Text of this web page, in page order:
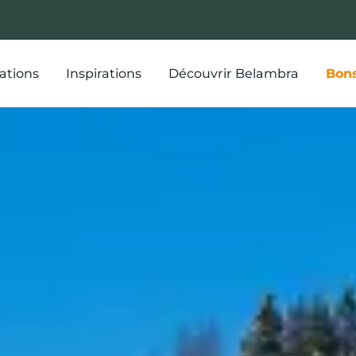
Inspirations Découvrir Belambra
le soir à
et